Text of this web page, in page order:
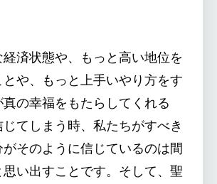
済状態や、もっと高い地位を
や、もっと上手いやり方をす
の幸福をもたらしてくれる
てしまう時、私たちがすべき
そのように信じているのは間
い出すことです。そして、聖